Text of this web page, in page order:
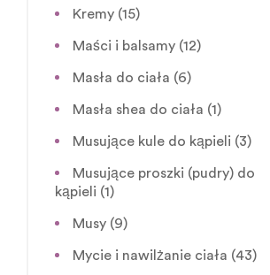
Kremy (15)
Maści i balsamy (12)
Masła do ciała (6)
Masła shea do ciała (1)
Musujące kule do kąpieli (3)
Musujące proszki (pudry) do
kąpieli (1)
Musy (9)
Mycie i nawilżanie ciała (43)